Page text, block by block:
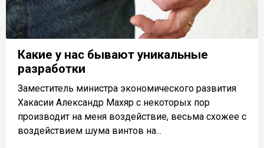
Какие у нас бывают уникальные
разработки
Заместитель министра экономического развития
Хакасии Александр Махяр с некоторых пор
производит на меня воздействие, весьма схожее с
воздействием шума винтов на...